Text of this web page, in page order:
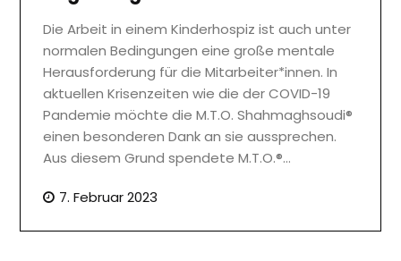
Die Arbeit in einem Kinderhospiz ist auch unter
normalen Bedingungen eine große mentale
Herausforderung für die Mitarbeiter*innen. In
aktuellen Krisenzeiten wie die der COVID-19
Pandemie möchte die M.T.O. Shahmaghsoudi®
einen besonderen Dank an sie aussprechen.
Aus diesem Grund spendete M.T.O.®…
7. Februar 2023